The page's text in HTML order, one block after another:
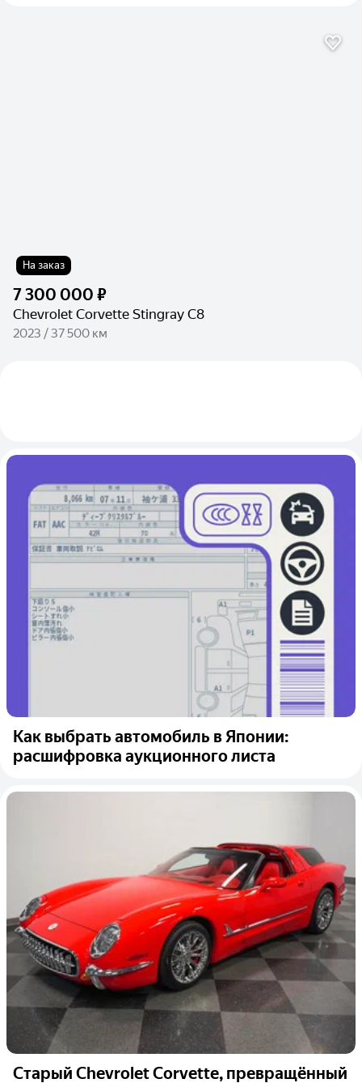
На заказ
7 300 000 ₽
Chevrolet Corvette Stingray C8
2023 / 37 500 км
Как выбрать автомобиль в Японии:
расшифровка аукционного листа
Старый Chevrolet Corvette, превращённый